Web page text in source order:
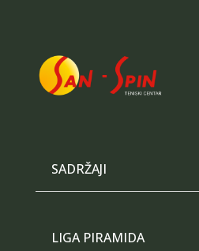
SADRŽAJI
LIGA PIRAMIDA